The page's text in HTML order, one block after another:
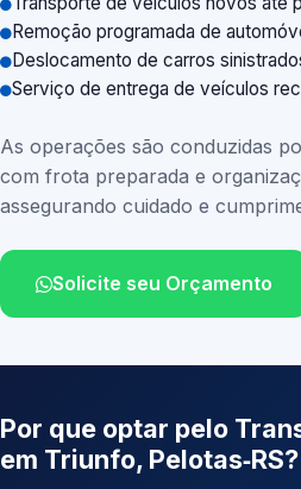
Remoção programada de
Deslocamento de carros
Serviço de entrega de veículos
As operações são conduzidas
com frota preparada e
assegurando cuidado e
Solicite seu Orçamento
Por que optar pelo
em Triunfo, Pelotas‑RS?